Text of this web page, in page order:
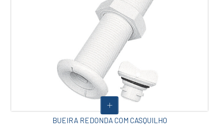
BUEIRA REDONDA COM CASQUILHO